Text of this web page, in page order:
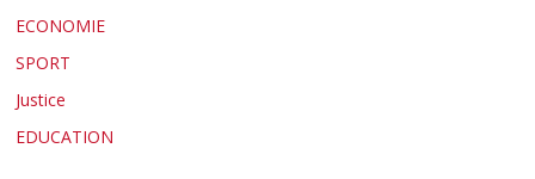
ECONOMIE
SPORT
Justice
EDUCATION